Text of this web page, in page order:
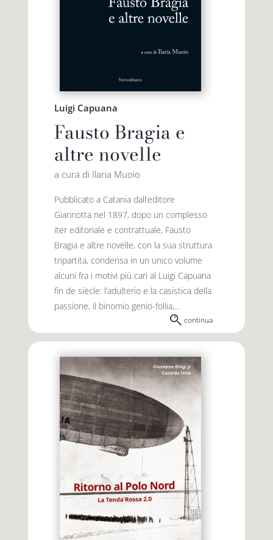
Luigi Capuana
Fausto Bragia e
altre novelle
a cura di Ilaria Muoio
Pubblicato a Catania dall’editore
Giannotta nel 1897, dopo un complesso
iter editoriale e contrattuale, Fausto
Bragia e altre novelle, con la sua struttura
tripartita, condensa in un unico volume
alcuni fra i motivi più cari al Luigi Capuana
fin de siècle: l’adulterio e la casistica della
passione, il binomio genio-follia,...
continua